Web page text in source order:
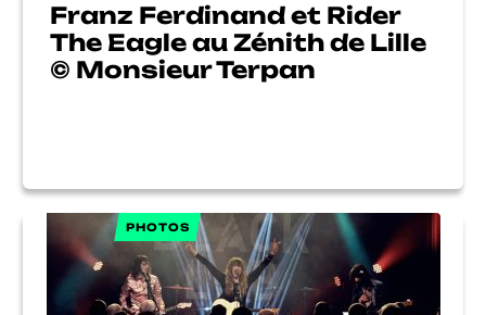
Franz Ferdinand et Rider
The Eagle au Zénith de Lille
© Monsieur Terpan
PHOTOS